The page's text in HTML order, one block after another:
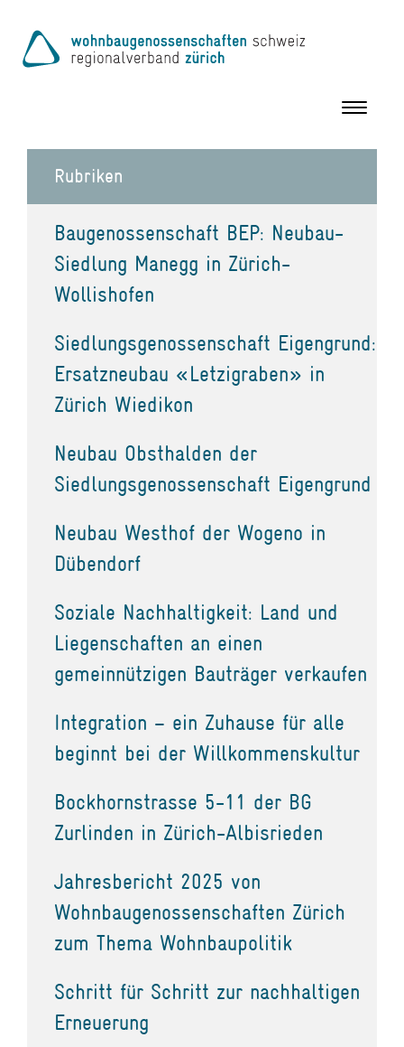
Toggle
Rubriken
Baugenossenschaft BEP: Neubau-
Siedlung Manegg in Zürich-
Wollishofen
Siedlungsgenossenschaft Eigengrund:
Ersatzneubau «Letzigraben» in
Zürich Wiedikon
Neubau Obsthalden der
Siedlungsgenossenschaft Eigengrund
Neubau Westhof der Wogeno in
Dübendorf
Soziale Nachhaltigkeit: Land und
Liegenschaften an einen
gemeinnützigen Bauträger verkaufen
Integration – ein Zuhause für alle
beginnt bei der Willkommenskultur
Bockhornstrasse 5-11 der BG
Zurlinden in Zürich-Albisrieden
Jahresbericht 2025 von
Wohnbaugenossenschaften Zürich
zum Thema Wohnbaupolitik
Schritt für Schritt zur nachhaltigen
Erneuerung